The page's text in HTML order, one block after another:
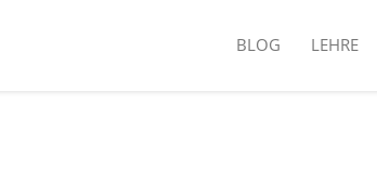
BLOG LEHRE